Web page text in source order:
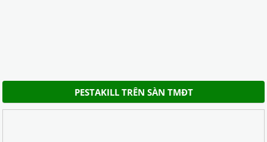
PESTAKILL TRÊN SÀN TMĐT